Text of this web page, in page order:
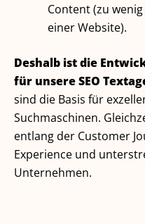
Content (zu
einer Website).
Deshalb ist die
für unsere SEO
sind die Basis für
Suchmaschinen.
entlang der Customer
Experience und
Unternehmen.